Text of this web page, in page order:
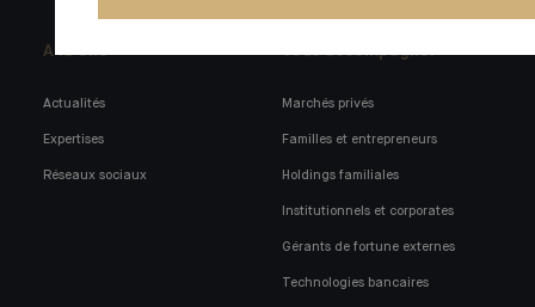
A la Une
Actualités
Expertises
Réseaux sociaux
Vous accompagner
Marchés privés
Familles et entrepreneurs
Holdings familiales
Institutionnels et corporates
Gérants de fortune externes
Technologies bancaires